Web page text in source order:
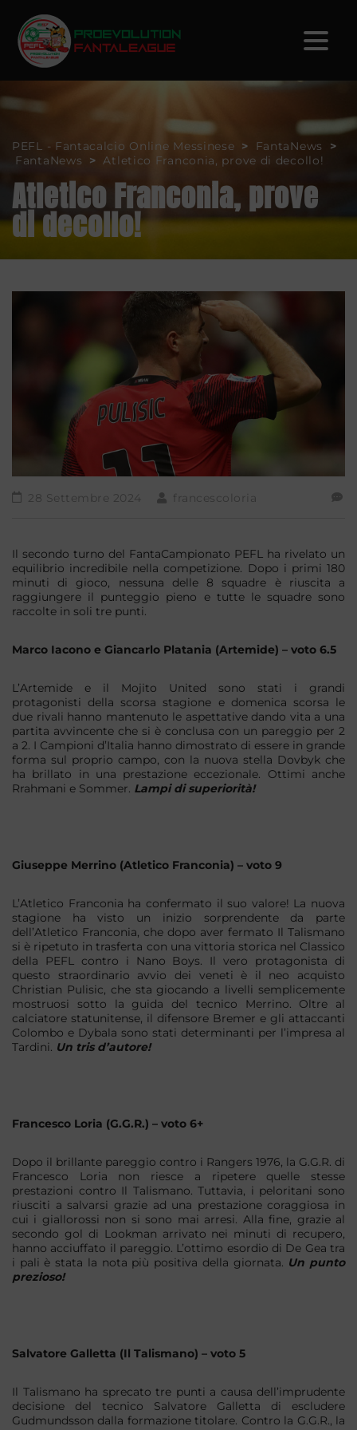
PEFL - Fantacalcio Online Messinese > FantaNews
>
FantaNews
> Atletico Franconia, prove di decollo!
Atletico Franconia, prove
di decollo!
28 Settembre 2024 francescoloria
Il secondo turno del FantaCampionato PEFL ha rivelato un
equilibrio incredibile nella competizione. Dopo i primi 180
minuti di gioco, nessuna delle 8 squadre è riuscita a
raggiungere il punteggio pieno e tutte le squadre sono
raccolte in soli tre punti.
Marco Iacono e Giancarlo Platania (Artemide) – voto 6.5
L’Artemide e il Mojito United sono stati i grandi
protagonisti della scorsa stagione e domenica scorsa le
due rivali hanno mantenuto le aspettative dando vita a una
partita avvincente che si è conclusa con un pareggio per 2
a 2. I Campioni d’Italia hanno dimostrato di essere in grande
forma sul proprio campo, con la nuova stella Dovbyk che
ha brillato in una prestazione eccezionale. Ottimi anche
Rrahmani e Sommer. Lampi di superiorità!
Giuseppe Merrino (Atletico Franconia) – voto 9
L’Atletico Franconia ha confermato il suo valore! La nuova
stagione ha visto un inizio sorprendente da parte
dell’Atletico Franconia, che dopo aver fermato Il Talismano
si è ripetuto in trasferta con una vittoria storica nel Classico
della PEFL contro i Nano Boys. Il vero protagonista di
questo straordinario avvio dei veneti è il neo acquisto
Christian Pulisic, che sta giocando a livelli semplicemente
mostruosi sotto la guida del tecnico Merrino. Oltre al
calciatore statunitense, il difensore Bremer e gli attaccanti
Colombo e Dybala sono stati determinanti per l’impresa al
Tardini. Un tris d’autore!
Francesco Loria (G.G.R.) – voto 6+
Dopo il brillante pareggio contro i Rangers 1976, la G.G.R. di
Francesco Loria non riesce a ripetere quelle stesse
prestazioni contro Il Talismano. Tuttavia, i peloritani sono
riusciti a salvarsi grazie ad una prestazione coraggiosa in
cui i giallorossi non si sono mai arresi. Alla fine, grazie al
secondo gol di Lookman arrivato nei minuti di recupero,
hanno acciuffato il pareggio. L’ottimo esordio di De Gea tra
i pali è stata la nota più positiva della giornata. Un punto
prezioso!
Salvatore Galletta (Il Talismano) – voto 5
Il Talismano ha sprecato tre punti a causa dell’imprudente
decisione del tecnico Salvatore Galletta di escludere
Gudmundsson dalla formazione titolare. Contro la G.G.R., la